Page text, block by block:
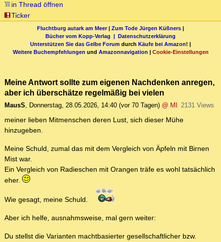
in Thread öffnen
Ticker
Fluchtburg autark am Meer| Zum Tode Jürgen Küßners |
Bücher vom Kopp-Verlag | Datenschutzerklärung
Unterstützen Sie das Gelbe Forum durch Käufe bei Amazon! |
Weitere Buchempfehlungen und Amazonnavigation | Cookie-Einstellungen
Meine Antwort sollte zum eigenen Nachdenken anregen,
aber ich überschätze regelmäßig bei vielen
MausS, Donnerstag, 28.05.2026, 14:40 (vor 70 Tagen) @ MI 2131 Views
meiner lieben Mitmenschen deren Lust, sich dieser Mühe
hinzugeben.
Meine Schuld, zumal das mit dem Vergleich von Äpfeln mit Birnen
Mist war.
Ein Vergleich von Radieschen mit Orangen träfe es wohl tatsächlich
eher.
Wie gesagt, meine Schuld.
Aber ich helfe, ausnahmsweise, mal gern weiter:
Du stellst die Varianten machtbasierter gesellschaftlicher bzw.